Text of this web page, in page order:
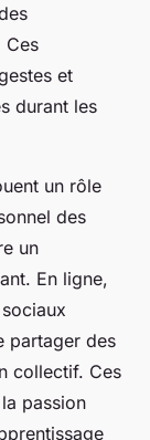
Ces
et
durant les
un rôle
des
un
En ligne,
partager des
collectif. Ces
passion